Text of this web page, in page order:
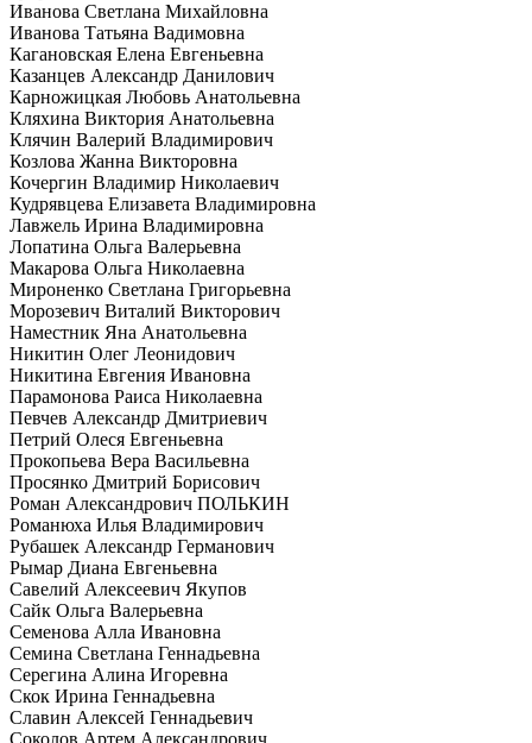
Иванова Светлана Михайловна
Иванова Татьяна Вадимовна
Кагановская Елена Евгеньевна
Казанцев Александр Данилович
Карножицкая Любовь Анатольевна
Кляхина Виктория Анатольевна
Клячин Валерий Владимирович
Козлова Жанна Викторовна
Кочергин Владимир Николаевич
Кудрявцева Елизавета Владимировна
Лавжель Ирина Владимировна
Лопатина Ольга Валерьевна
Макарова Ольга Николаевна
Мироненко Светлана Григорьевна
Морозевич Виталий Викторович
Наместник Яна Анатольевна
Никитин Олег Леонидович
Никитина Евгения Ивановна
Парамонова Раиса Николаевна
Певчев Александр Дмитриевич
Петрий Олеся Евгеньевна
Прокопьева Вера Васильевна
Просянко Дмитрий Борисович
Роман Александрович ПОЛЬКИН
Романюха Илья Владимирович
Рубашек Александр Германович
Рымар Диана Евгеньевна
Савелий Алексеевич Якупов
Сайк Ольга Валерьевна
Семенова Алла Ивановна
Семина Светлана Геннадьевна
Серегина Алина Игоревна
Скок Ирина Геннадьевна
Славин Алексей Геннадьевич
Соколов Артем Александрович